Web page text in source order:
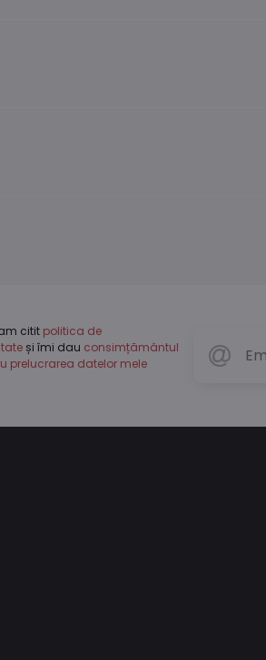
citit politica de
și îmi dau consimțământul
prelucrarea datelor mele